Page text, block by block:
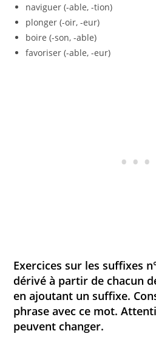
naviguer (-able, -tion)
plonger (-oir, -eur)
boire (-son, -able)
favoriser (-able, -eur)
Exercices sur les suffixes
dérivé à partir de chacun
en ajoutant un suffixe.
phrase avec ce mot.
peuvent changer.